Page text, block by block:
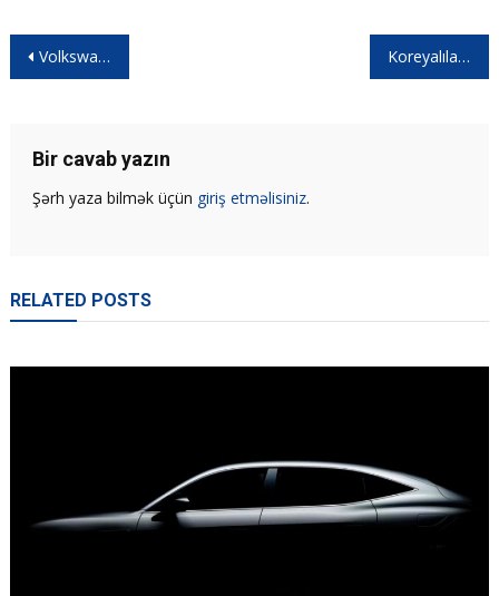
Volkswagen Passat 2024 | Sedan kuzovda! Koreyalıların planı nədir? | Hyundai Bayon
Bir cavab yazın
Şərh yaza bilmək üçün giriş etməlisiniz.
RELATED POSTS